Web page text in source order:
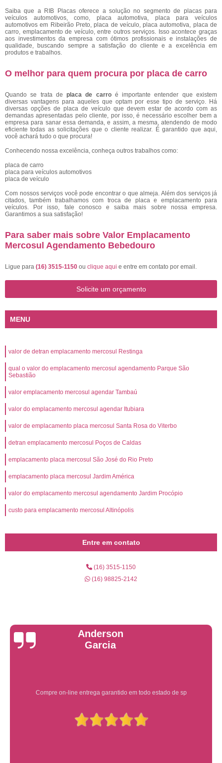
Saiba que a RIB Placas oferece a solução no segmento de placas para
veículos automotivos, como, placa automotiva, placa para veículos
automotivos em Ribeirão Preto, placa de veículo, placa automotiva, placa de
carro, emplacamento de veículo, entre outros serviços. Isso acontece graças
aos investimentos da empresa com ótimos profissionais e instalações de
qualidade, buscando sempre a satisfação do cliente e a excelência em
produtos e trabalhos.
O melhor para quem procura por placa de carro
Quando se trata deplaca de carroé importante entender que existem
diversas vantagens para aqueles que optam por esse tipo de serviço. Há
diversas opções de placa de veículo que devem estar de acordo com as
demandas apresentadas pelo cliente, por isso, é necessário escolher bem a
empresa para sanar essa demanda, e assim, a mesma, atendendo de modo
eficiente todas as solicitações que o cliente realizar. É garantido que aqui,
você achará tudo o que procura!
Conhecendo nossa excelência, conheça outros trabalhos como:
placa de carro
placa para veículos automotivos
placa de veículo
Com nossos serviços você pode encontrar o que almeja. Além dos serviços já
citados, também trabalhamos com troca de placa e emplacamento para
veículos. Por isso, fale conosco e saiba mais sobre nossa empresa.
Garantimos a sua satisfação!
Para saber mais sobre Valor Emplacamento
Mercosul Agendamento Bebedouro
Ligue para (16) 3515-1150 ou clique aqui e entre em contato por email.
Solicite um orçamento
MENU
valor de detran emplacamento mercosul Restinga
qual o valor do emplacamento mercosul agendamento Parque São
Sebastião
valor emplacamento mercosul agendar Tambaú
valor do emplacamento mercosul agendar Itubiara
valor de emplacamento placa mercosul Santa Rosa do Viterbo
detran emplacamento mercosul Poços de Caldas
emplacamento placa mercosul São José do Rio Preto
emplacamento placa mercosul Jardim América
valor do emplacamento mercosul agendamento Jardim Procópio
custo para emplacamento mercosul Altinópolis
Entre em contato
(16) 3515-1150
(16) 98825-2142
Yuri Martins
Ótimo atendimento